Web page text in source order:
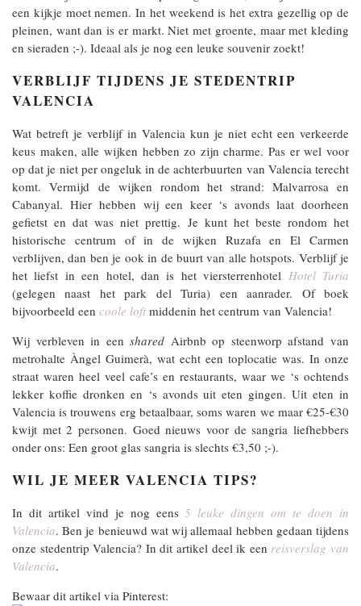
een kijkje moet nemen. In het weekend is het extra gezellig op de
pleinen, want dan is er markt. Niet met groente, maar met kleding
en sieraden ;-). Ideaal als je nog een leuke souvenir zoekt!
VERBLIJF TIJDENS JE STEDENTRIP
VALENCIA
Wat betreft je verblijf in Valencia kun je niet echt een verkeerde
keus maken, alle wijken hebben zo zijn charme. Pas er wel voor
op dat je niet per ongeluk in de achterbuurten van Valencia terecht
komt. Vermijd de wijken rondom het strand: Malvarrosa en
Cabanyal. Hier hebben wij een keer ‘s avonds laat doorheen
gefietst en dat was niet prettig. Je kunt het beste rondom het
historische centrum of in de wijken Ruzafa en El Carmen
verblijven, dan ben je ook in de buurt van alle hotspots. Verblijf je
het liefst in een hotel, dan is het viersterrenhotel Hotel Turia
(gelegen naast het park del Turia) een aanrader. Of boek
bijvoorbeeld een coole loft middenin het centrum van Valencia!
Wij verbleven in eenshared Airbnb op steenworp afstand van
metrohalte Àngel Guimerà, wat echt een toplocatie was. In onze
straat waren heel veel cafe’s en restaurants, waar we ‘s ochtends
lekker koffie dronken en ‘s avonds uit eten gingen. Uit eten in
Valencia is trouwens erg betaalbaar, soms waren we maar €25-€30
kwijt met 2 personen. Goed nieuws voor de sangria liefhebbers
onder ons: Een groot glas sangria is slechts €3,50 ;-).
WIL JE MEER VALENCIA TIPS?
In dit artikel vind je nog eens5 leuke dingen om te doen in
Valencia. Ben je benieuwd wat wij allemaal hebben gedaan tijdens
onze stedentrip Valencia? In dit artikel deel ik een reisverslag van
Valencia.
Bewaar dit artikel via Pinterest: